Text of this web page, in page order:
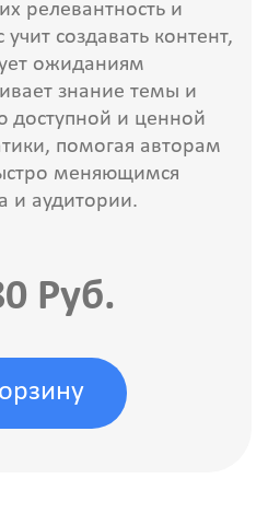
релевантность и
создавать контент,
ожиданиям
знание темы и
и ценной
помогая авторам
меняющимся
и аудитории.
Руб.